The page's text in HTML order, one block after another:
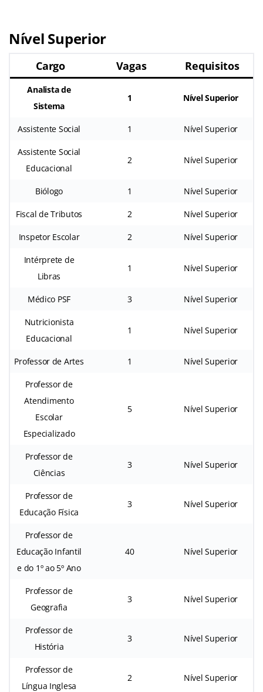
Nível Superior
Cargo Vagas Requisitos
Analista de
Sistema
1 Nível Superior
Assistente Social 1 Nível Superior
Assistente Social
Educacional
2 Nível Superior
Biólogo 1 Nível Superior
Fiscal de Tributos 2 Nível Superior
Inspetor Escolar 2 Nível Superior
Intérprete de
Libras
1 Nível Superior
Médico PSF 3 Nível Superior
Nutricionista
Educacional
1 Nível Superior
Professor de Artes 1 Nível Superior
Professor de
Atendimento
Escolar
Especializado
5 Nível Superior
Professor de
Ciências
3 Nível Superior
Professor de
Educação Física
3 Nível Superior
Professor de
Educação Infantil
e do 1º ao 5º Ano
40 Nível Superior
Professor de
Geografia
3 Nível Superior
Professor de
História
3 Nível Superior
Professor de
Língua Inglesa
2 Nível Superior